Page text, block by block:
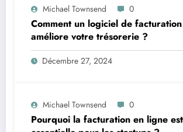
Michael Townsend 0
Comment un logiciel de facturation
améliore votre trésorerie ?
Décembre 27, 2024
Michael Townsend 0
Pourquoi la facturation en ligne